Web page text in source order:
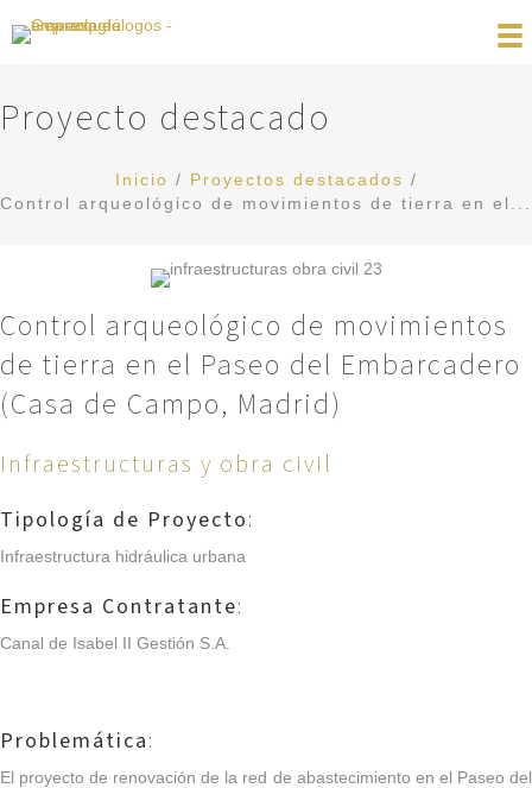
Proyecto destacado
Inicio / Proyectos destacados /
Control arqueológico de movimientos de tierra en el...
Control arqueológico de movimientos
de tierra en el Paseo del Embarcadero
(Casa de Campo, Madrid)
Infraestructuras y obra civil
Tipología de Proyecto:
Infraestructura hidráulica urbana
Empresa Contratante:
Canal de Isabel II Gestión S.A.
Problemática:
El proyecto de renovación de la red de abastecimiento en el Paseo del